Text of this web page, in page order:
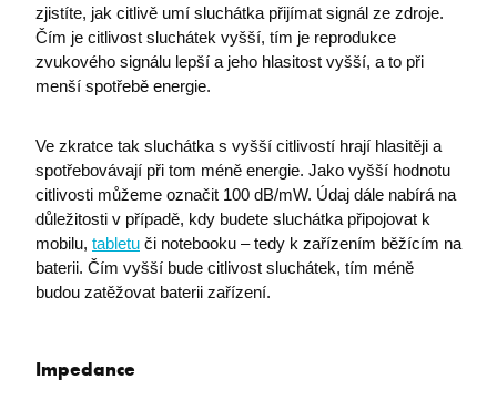
zjistíte, jak citlivě umí sluchátka přijímat signál ze zdroje.
Čím je citlivost sluchátek vyšší, tím je reprodukce
zvukového signálu lepší a jeho hlasitost vyšší, a to při
menší spotřebě energie.
Ve zkratce tak sluchátka s vyšší citlivostí hrají hlasitěji a
spotřebovávají při tom méně energie. Jako vyšší hodnotu
citlivosti můžeme označit 100 dB/mW. Údaj dále nabírá na
důležitosti v případě, kdy budete sluchátka připojovat k
mobilu, tabletu či notebooku – tedy k zařízením běžícím na
baterii. Čím vyšší bude citlivost sluchátek, tím méně
budou zatěžovat baterii zařízení.
Impedance
udid .premocz.eu